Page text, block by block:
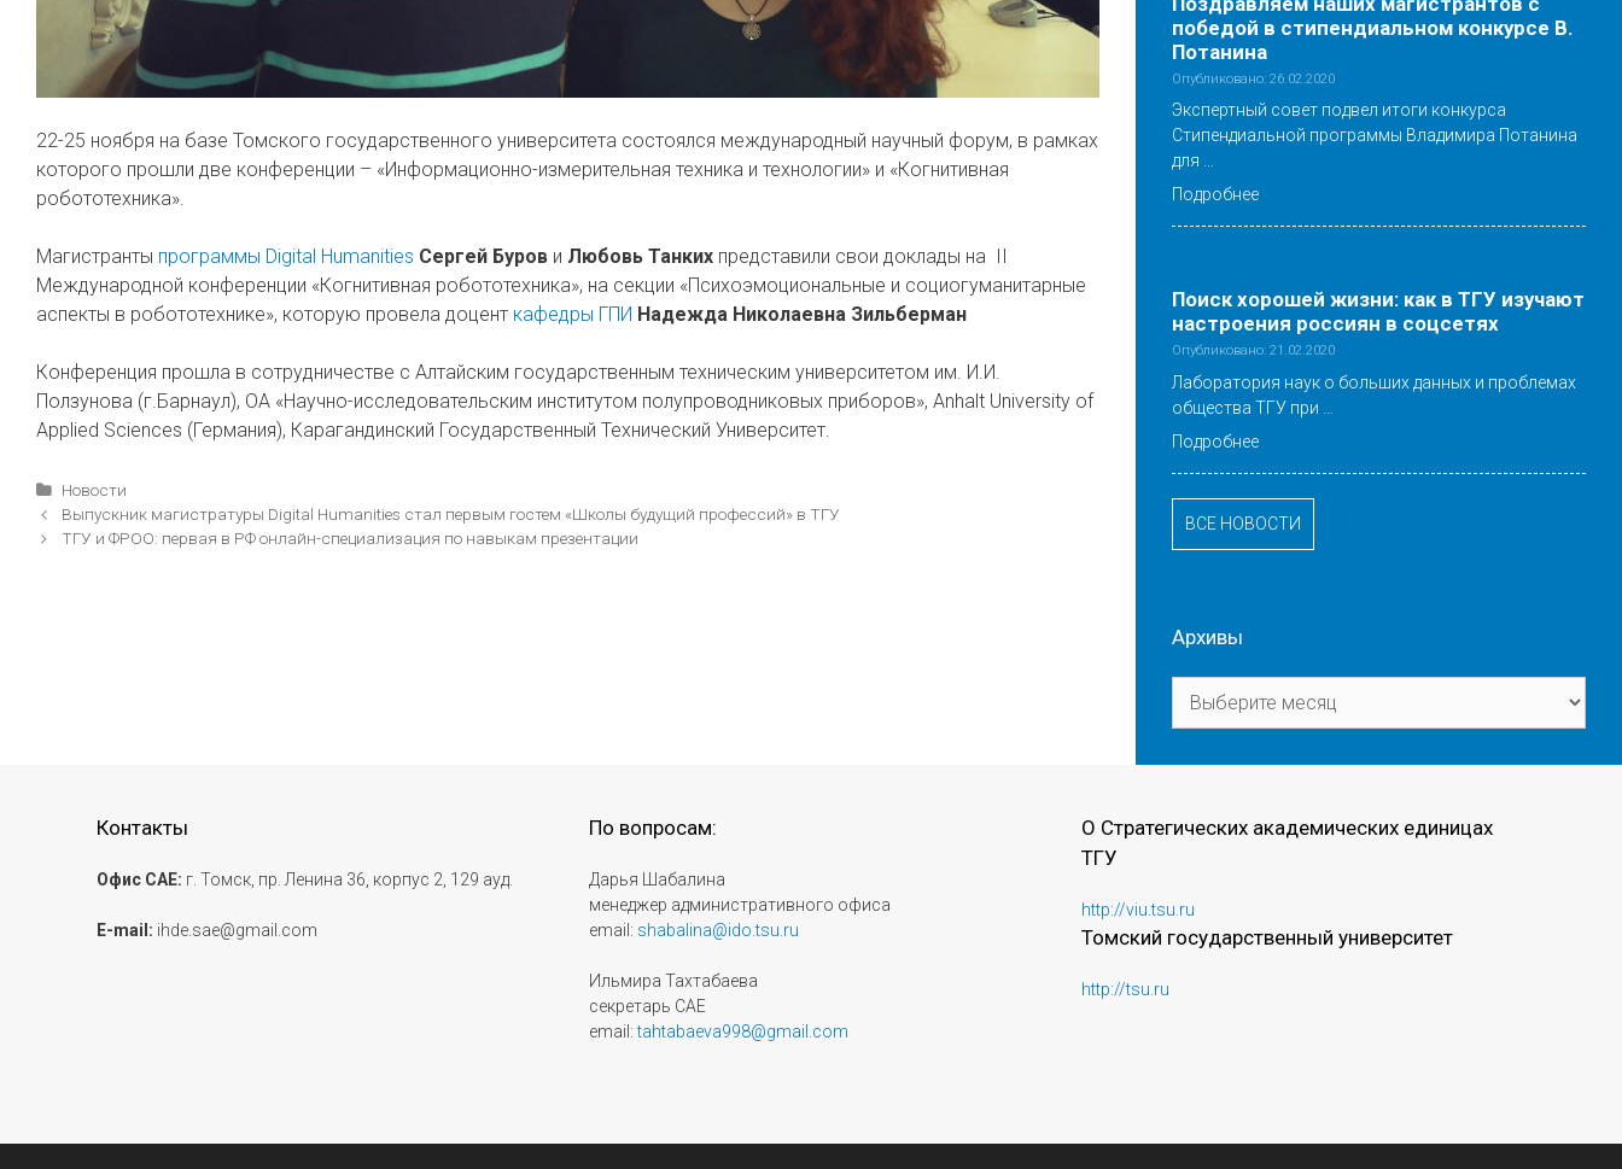
22-25 ноября на базе Томского государственного университета состоялся международный научный форум, в рамках
которого прошли две конференции – «Информационно-измерительная техника и технологии» и «Когнитивная
робототехника».
Магистранты программы Digital Humanities Сергей Буров и Любовь Танких представили свои доклады на II
Международной конференции «Когнитивная робототехника», на секции «Психоэмоциональные и социогуманитарные
аспекты в робототехнике», которую провела доцент кафедры ГПИ Надежда Николаевна Зильберман
Конференция прошла в сотрудничестве с Алтайским государственным техническим университетом им. И.И.
Ползунова (г.Барнаул), ОА «Научно-исследовательским институтом полупроводниковых приборов», Anhalt University of
Applied Sciences (Германия), Карагандинский Государственный Технический Университет.
Рубрики
Новости
Навигация
записи
Выпускник магистратуры Digital Humanities стал первым гостем «Школы будущий профессий» в ТГУ
ТГУ и ФРОО: первая в РФ онлайн-специализация по навыкам презентации
победой в стипендиальном конкурсе В.
Потанина
Опубликовано: 26.02.2020
Экспертный совет подвел итоги конкурса
Стипендиальной программы Владимира Потанина
для …
Подробнее
Поиск хорошей жизни: как в ТГУ изучают
настроения россиян в соцсетях
Опубликовано: 21.02.2020
Лаборатория наук о больших данных и проблемах
общества ТГУ при …
Подробнее
ВСЕ НОВОСТИ
Архивы
Контакты
Офис САЕ: г. Томск, пр. Ленина 36, корпус 2, 129 ауд.
E-mail: ihde.sae@gmail.com
По вопросам:
Дарья Шабалина
менеджер административного офиса
email: shabalina@ido.tsu.ru
Ильмира Тахтабаева
секретарь САЕ
email:tahtabaeva998@gmail.com
О Стратегических академических единицах
ТГУ
http://viu.tsu.ru
Томский государственный университет
http://tsu.ru